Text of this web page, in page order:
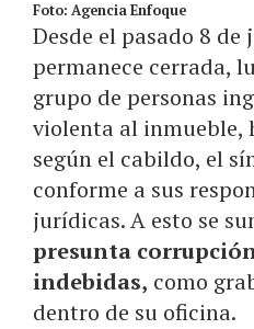
Foto: Agencia Enfoque
Desde el pasado 8
permanece cerrada,
grupo de personas
violenta al inmueble,
según el cabildo, el
conforme a sus
jurídicas. A esto se
presunta
indebidas, como
dentro de su oficina.